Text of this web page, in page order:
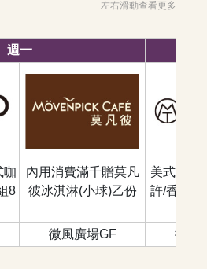
週一
咖
8
內用消費滿千贈莫凡
彼冰淇淋(小球)乙份
美式酸種
許/香橙
微風廣場GF 微風